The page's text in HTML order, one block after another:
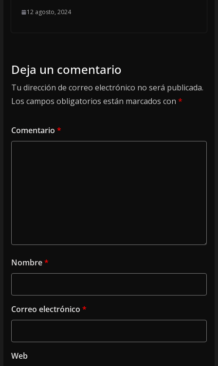
12 agosto, 2024
Deja un comentario
Tu dirección de correo electrónico no será publicada.
Los campos obligatorios están marcados con *
Comentario *
Nombre*
Correo electrónico *
Web